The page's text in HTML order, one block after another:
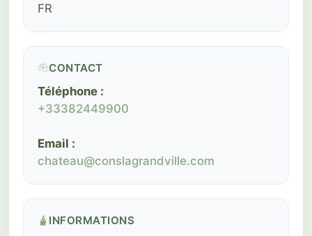
FR
CONTACT
Téléphone :
+33382449900
Email :
chateau@conslagrandville.com
INFORMATIONS